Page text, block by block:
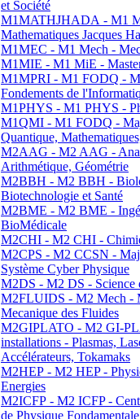
et Société
M1MATHJHADA - M1
Mathematiques Jacques
M1MEC - M1 Mech -
M1MIE - M1 MiE -
M1MPRI - M1 FODQ -
Fondements de
M1PHYS - M1 PHYS -
M1QMI - M1 FODQ -
Quantique,
M2AAG - M2 AAG -
Arithmétique, Géométrie
M2BBH - M2 BBH -
Biotechnologie et Santé
M2BME - M2 BME -
BioMédicale
M2CHI - M2 CHI -
M2CPS - M2 CCSN -
Système Cyber Physique
M2DS - M2 DS - Science
M2FLUIDS - M2 Mech -
Mecanique des Fluides
M2GIPLATO - M2 GI-
installations - Plasmas,
Accélérateurs, Tokamaks
M2HEP - M2 HEP -
Energies
M2ICFP - M2 ICFP -
de Physique Fondamentale